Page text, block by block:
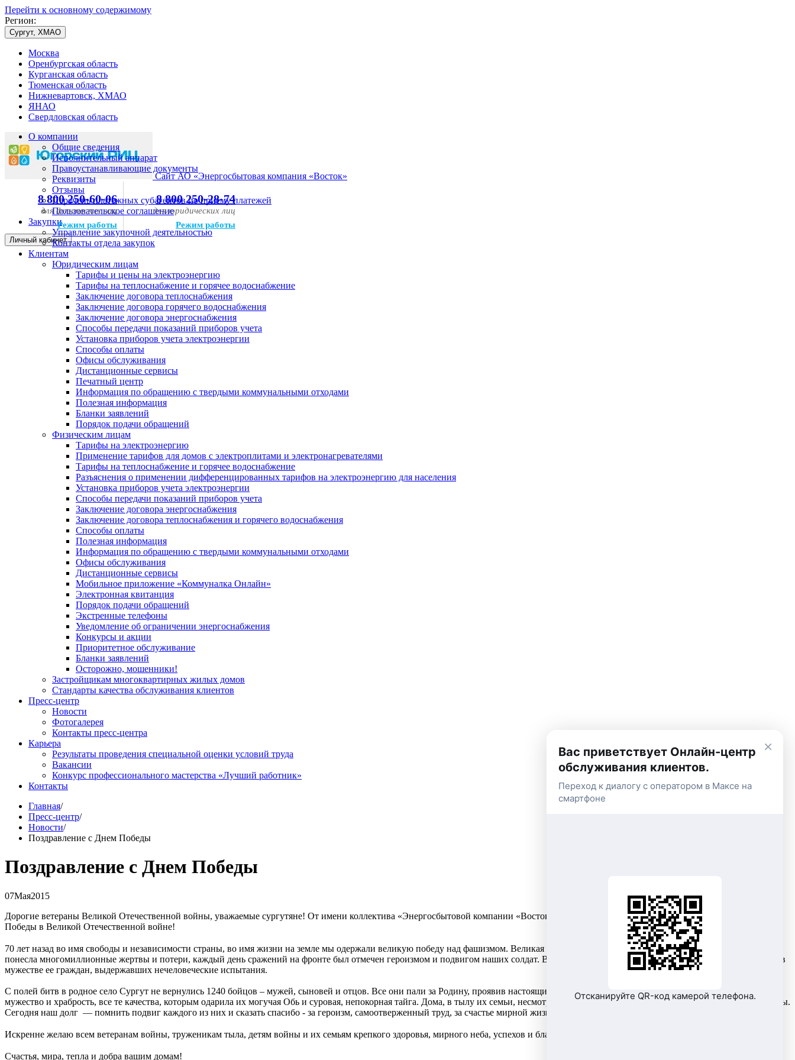
Перейти к основному содержимому
Регион:
Сургут, ХМАО
Москва
Оренбургская область
Курганская область
Тюменская область
Нижневартовск, ХМАО
ЯНАО
Свердловская область
Сайт АО «Энергосбытовая компания «Восток»
8 800 250-60-06
для физических лиц
Режим работы
8 800 250-28-74
для юридических лиц
Режим работы
Личный кабинет
О компании
Общие сведения
Исполнительный аппарат
Правоустанавливающие документы
Реквизиты
Отзывы
Перечень платежных субагентов по приему платежей
Пользовательское соглашение
Закупки
Управление закупочной деятельностью
Контакты отдела закупок
Клиентам
Юридическим лицам
Тарифы и цены на электроэнергию
Тарифы на теплоснабжение и горячее водоснабжение
Заключение договора теплоснабжения
Заключение договора горячего водоснабжения
Заключение договора энергоснабжения
Способы передачи показаний приборов учета
Установка приборов учета электроэнергии
Способы оплаты
Офисы обслуживания
Дистанционные сервисы
Печатный центр
Информация по обращению с твердыми коммунальными отходами
Полезная информация
Бланки заявлений
Порядок подачи обращений
Физическим лицам
Тарифы на электроэнергию
Применение тарифов для домов с электроплитами и электронагревателями
Тарифы на теплоснабжение и горячее водоснабжение
Разъяснения о применении дифференцированных тарифов на электроэнергию для населения
Установка приборов учета электроэнергии
Способы передачи показаний приборов учета
Заключение договора энергоснабжения
Заключение договора теплоснабжения и горячего водоснабжения
Способы оплаты
Полезная информация
Информация по обращению с твердыми коммунальными отходами
Офисы обслуживания
Дистанционные сервисы
Мобильное приложение «Коммуналка Онлайн»
Электронная квитанция
Порядок подачи обращений
Экстренные телефоны
Уведомление об ограничении энергоснабжения
Конкурсы и акции
Приоритетное обслуживание
Бланки заявлений
Осторожно, мошенники!
Застройщикам многоквартирных жилых домов
Стандарты качества обслуживания клиентов
Пресс-центр
Новости
Фотогалерея
Контакты пресс-центра
Карьера
Результаты проведения специальной оценки условий труда
Вакансии
Конкурс профессионального мастерства «Лучший работник»
Контакты
Главная/
Пресс-центр/
Новости/
Поздравление с Днем Победы
Поздравление с Днем Победы
07Мая2015
Дорогие ветераны Великой Отечественной войны, уважаемые сургутяне! От имени коллектива «Энергосбытовой компании «Восток» поздравляю вас с великим праздником – 70-летием
Победы в Великой Отечественной войне!
70 лет назад во имя свободы и независимости страны, во имя жизни на земле мы одержали великую победу над фашизмом. Великая Отечественная война по праву стала священной. Страна
понесла многомиллионные жертвы и потери, каждый день сражений на фронте был отмечен героизмом и подвигом наших солдат. Величие этого праздника в его истории, величие страны - в
мужестве ее граждан, выдержавших нечеловеческие испытания.
С полей битв в родное село Сургут не вернулись 1240 бойцов – мужей, сыновей и отцов. Все они пали за Родину, проявив настоящий сибирский характер – отчаянную любовь к Родине,
мужество и храбрость, все те качества, которым одарила их могучая Обь и суровая, непокорная тайга. Дома, в тылу их семьи, несмотря на боль потерь, вносили огромный вклад в фонд победы.
Сегодня наш долг — помнить подвиг каждого из них и сказать спасибо - за героизм, самоотверженный труд, за счастье мирной жизни и за радость созидательного труда!
Искренне желаю всем ветеранам войны, труженикам тыла, детям войны и их семьям крепкого здоровья, мирного неба, успехов и благополучия!
Счастья, мира, тепла и добра вашим домам!
×
Вас приветствует Онлайн-центр
обслуживания клиентов.
Переход к диалогу с оператором в Максе на
смартфоне
Отсканируйте QR-код камерой телефона.